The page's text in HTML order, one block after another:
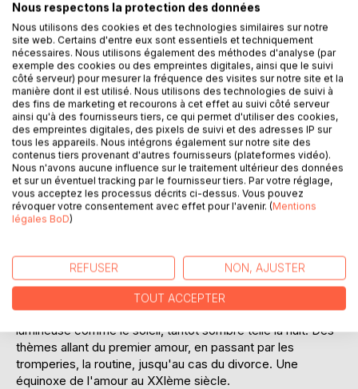
AJOUTER AU PANIER
Ajouter à ma liste d'envies
Laisser un avis
DESCRIPTION
l'amour, par le biais des saisons qui passent. Une écriture
nouvelle alternant entre le classicisme de l'alexandrin, et la
beauté du langage moderne. Un recueil de poésie
possédant sa propre vision des relations humaines, tantôt
lumineuse comme le soleil, tantôt sombre telle la nuit. Des
thèmes allant du premier amour, en passant par les
tromperies, la routine, jusqu'au cas du divorce. Une
équinoxe de l'amour au XXIème siècle.
Nous respectons la protection des données
Nous utilisons des cookies et des technologies similaires sur notre
site web. Certains d'entre eux sont essentiels et techniquement
nécessaires. Nous utilisons également des méthodes d'analyse (par
exemple des cookies ou des empreintes digitales, ainsi que le suivi
côté serveur) pour mesurer la fréquence des visites sur notre site et la
manière dont il est utilisé. Nous utilisons des technologies de suivi à
des fins de marketing et recourons à cet effet au suivi côté serveur
ainsi qu'à des fournisseurs tiers, ce qui permet d'utiliser des cookies,
des empreintes digitales, des pixels de suivi et des adresses IP sur
tous les appareils. Nous intégrons également sur notre site des
contenus tiers provenant d'autres fournisseurs (plateformes vidéo).
Nous n'avons aucune influence sur le traitement ultérieur des données
et sur un éventuel tracking par le fournisseur tiers. Par votre réglage,
vous acceptez les processus décrits ci-dessus. Vous pouvez
révoquer votre consentement avec effet pour l'avenir. (Mentions
légales BoD)
REFUSER NON, AJUSTER
TOUT ACCEPTER